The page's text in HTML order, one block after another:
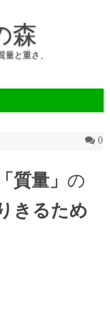
森
と重さ、
0
質量」 の
ため